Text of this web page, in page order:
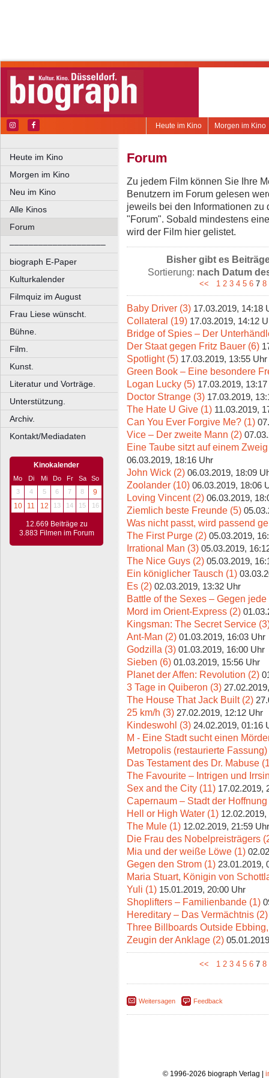
Morgen im Kino
Heute im Kino
Heute im Kino
Morgen im Kino
Neu im Kino
Alle Kinos
Forum
––––––––––––––––––––
biograph E-Paper
Kulturkalender
Filmquiz im August
Frau Liese wünscht.
Bühne.
Film.
Kunst.
Literatur und Vorträge.
Unterstützung.
Archiv.
Kontakt/Mediadaten
Kinokalender
Mo Di Mi Do Fr Sa
So
3
4 5 6 7 8
9
10
11 12 13 14 15 16
12.669 Beiträge zu
3.883 Filmen im Forum
Forum
Zu jedem Film können Sie Ihre
Benutzern im Forum gelesen
jeweils bei den Informationen zu
"Forum". Sobald mindestens
wird der Film hier gelistet.
Bisher gibt es
Sortierung: nach Datum
<< 1 2 3 4 5 6 7 8
Baby Driver (3) 17.03.2019, 14:18
Collateral (19) 17.03.2019, 14:12
Bridge of Spies – Der
Der Staat gegen Fritz Bauer (6)
Spotlight (5) 17.03.2019, 13:55 Uhr
Green Book – Eine besondere
Logan Lucky (5) 17.03.2019,
Doctor Strange (3) 17.03.2019,
The Hate U Give (1) 11.03.2019,
Can You Ever Forgive Me? (1)
Vice – Der zweite Mann (2)
Eine Taube sitzt auf einem
06.03.2019, 18:16 Uhr
John Wick (2) 06.03.2019, 18:09
Zoolander (10) 06.03.2019, 18:06
Loving Vincent (2) 06.03.2019,
Ziemlich beste Freunde (5)
Was nicht passt, wird passend
The First Purge (2) 05.03.2019,
Irrational Man (3) 05.03.2019,
The Nice Guys (2) 05.03.2019,
Ein königlicher Tausch (1)
Es (2) 02.03.2019, 13:32 Uhr
Battle of the Sexes – Gegen
Mord im Orient-Express (2)
Kingsman: The Secret Service
Ant-Man (2) 01.03.2019, 16:03 Uhr
Godzilla (3) 01.03.2019, 16:00 Uhr
Sieben (6) 01.03.2019, 15:56 Uhr
Planet der Affen: Revolution (2)
3 Tage in Quiberon (3)
The House That Jack Built (2)
25 km/h (3) 27.02.2019, 12:12 Uhr
Kindeswohl (3) 24.02.2019, 01:16
M - Eine Stadt sucht einen
Metropolis (restaurierte Fassung)
Das Testament des Dr. Mabuse
The Favourite – Intrigen und
Sex and the City (11) 17.02.2019,
Capernaum – Stadt der Hoffnung
Hell or High Water (1)
The Mule (1) 12.02.2019, 21:59 Uhr
Die Frau des Nobelpreisträgers
Mia und der weiße Löwe (1)
Gegen den Strom (1) 23.01.2019,
Maria Stuart, Königin von
Yuli (1) 15.01.2019, 20:00 Uhr
Shoplifters – Familienbande (1)
Hereditary – Das Vermächtnis (2)
Three Billboards Outside
Zeugin der Anklage (2)
<< 1 2 3 4 5 6 7 8
Weitersagen Feedback
© 1996-2026 biograph Verlag |